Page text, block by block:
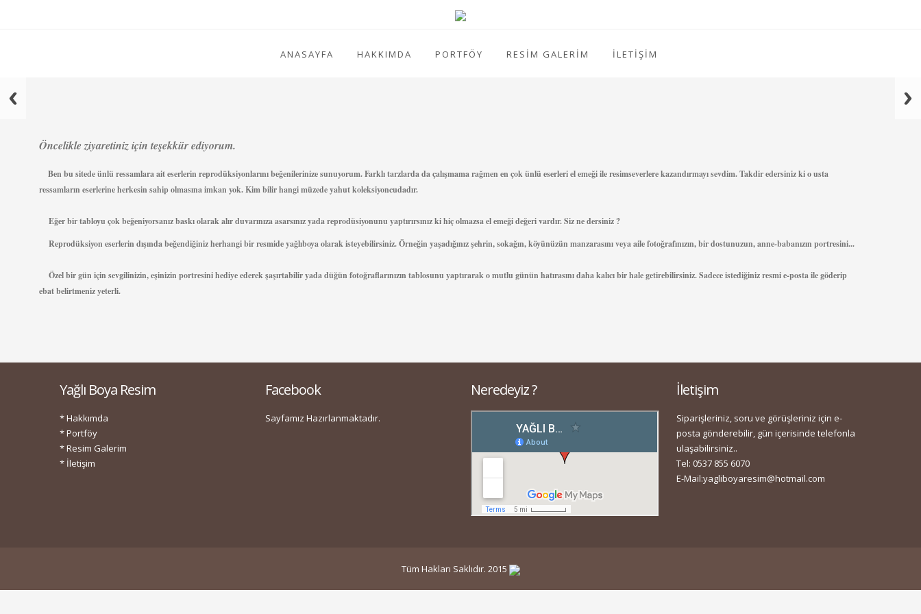
ANASAYFA HAKKIMDA PORTFÖY RESİM GALERİM İLETİŞİM
Öncelikle ziyaretiniz için teşekkür ediyorum.
Ben bu sitede ünlü ressamlara ait eserlerin reprodüksiyonlarını beğenilerinize sunuyorum. Farklı tarzlarda da çalışmama rağmen en çok ünlü eserleri el emeği ile resimseverlere kazandırmayı sevdim. Takdir edersiniz ki o usta
ressamların eserlerine herkesin sahip olmasına imkan yok. Kim bilir hangi müzede yahut koleksiyoncudadır.
Eğer bir tabloyu çok beğeniyorsanız baskı olarak alır duvarınıza asarsınız yada reprodüsiyonunu yaptırırsınız ki hiç olmazsa el emeği değeri vardır. Siz ne dersiniz ?
Reprodüksiyon eserlerin dışında beğendiğiniz herhangi bir resmide yağlıboya olarak isteyebilirsiniz. Örneğin yaşadığınız şehrin, sokağın, köyünüzün manzarasını veya aile fotoğrafınızın, bir dostunuzun, anne-babanızın portresini...
Özel bir gün için sevgilinizin, eşinizin portresini hediye ederek şaşırtabilir yada düğün fotoğraflarınızın tablosunu yaptırarak o mutlu günün hatırasını daha kalıcı bir hale getirebilirsiniz. Sadece istediğiniz resmi e-posta ile göderip
ebat belirtmeniz yeterli.
Yağlı Boya Resim
* Hakkımda
* Portföy
* Resim Galerim
* İletişim
Facebook
Sayfamız Hazırlanmaktadır.
Neredeyiz ? İletişim
Siparişleriniz, soru ve görüşleriniz için e-
posta gönderebilir, gün içerisinde telefonla
ulaşabilirsiniz..
Tel: 0537 855 6070
E-Mail:yagliboyaresim@hotmail.com
Tüm Hakları Saklıdır. 2015